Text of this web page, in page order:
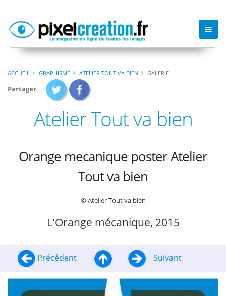
ACCUEIL GRAPHISME ATELIER TOUT VA BIEN GALERIE
Partager
Atelier Tout va bien
Orange mecanique poster Atelier
Tout va bien
© Atelier Tout va bien
L'Orange mécanique, 2015
Précédent Suivant